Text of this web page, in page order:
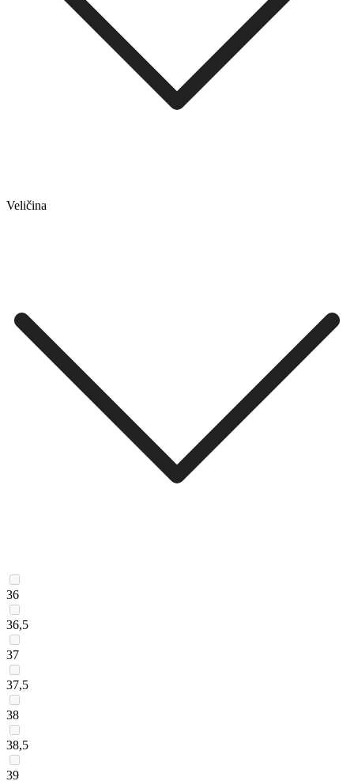
Veličina
36
36,5
37
37,5
38
38,5
39